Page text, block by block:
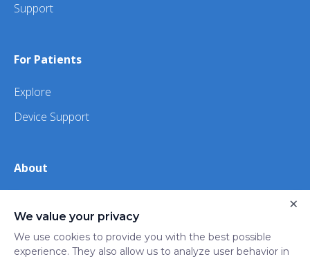
Support
For Patients
Explore
Device Support
About
iHealth
We value your privacy
We use cookies to provide you with the best possible
experience. They also allow us to analyze user behavior in
×